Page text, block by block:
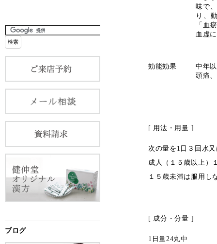
味で
り、
「血
血虚
効能効果
中年
頭痛
[ 用法・用量 ]
次の量を1日３回水
成人（１５歳以上）
１５歳未満は服用し
[ 成分・分量 ]
1日量24丸中
ブログ